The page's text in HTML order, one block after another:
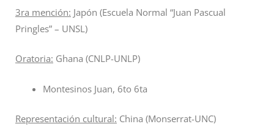
3ra mención: Japón (Escuela Normal “Juan Pascual
Pringles” – UNSL)
Oratoria: Ghana (CNLP-UNLP)
Montesinos Juan, 6to 6ta
Representación cultural: China (Monserrat-UNC)